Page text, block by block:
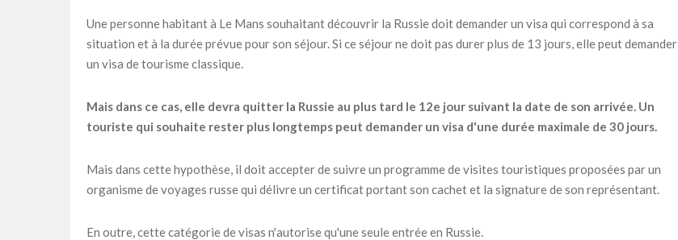
Une personne habitant à Le Mans souhaitant découvrir la Russie doit demander un visa qui correspond à sa
situation et à la durée prévue pour son séjour. Si ce séjour ne doit pas durer plus de 13 jours, elle peut demander
un visa de tourisme classique.
Mais dans ce cas, elle devra quitter la Russie au plus tard le 12e jour suivant la date de son arrivée. Un
touriste qui souhaite rester plus longtemps peut demander un visa d'une durée maximale de 30 jours.
Mais dans cette hypothèse, il doit accepter de suivre un programme de visites touristiques proposées par un
organisme de voyages russe qui délivre un certificat portant son cachet et la signature de son représentant.
En outre, cette catégorie de visas n'autorise qu'une seule entrée en Russie.